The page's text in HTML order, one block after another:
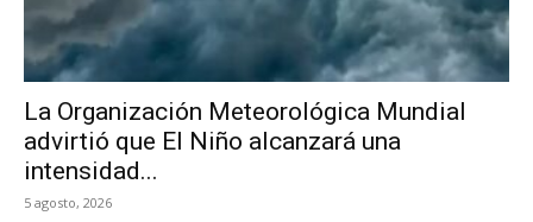
La Organización Meteorológica Mundial
advirtió que El Niño alcanzará una
intensidad...
5 agosto, 2026